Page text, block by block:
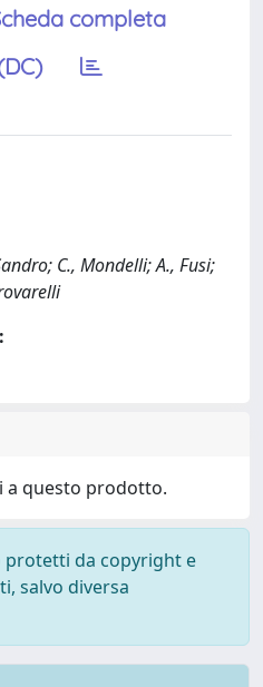
completa
C., Mondelli; A., Fusi;
a questo prodotto.
protetti da copyright e
salvo diversa